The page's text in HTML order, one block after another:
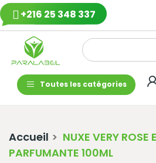
+216 25 348 337
Toutes les catégories
Accueil
NUXE VERY ROSE
PARFUMANTE 100ML